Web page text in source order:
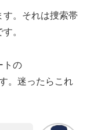
す。それは捜索帯
。
トの
。迷ったらこれ